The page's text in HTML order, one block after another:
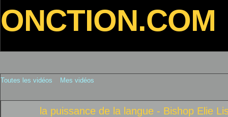
ONCTION.COM
Toutes les vidéos Mes vidéos
la puissance de la langue - Bishop Elie